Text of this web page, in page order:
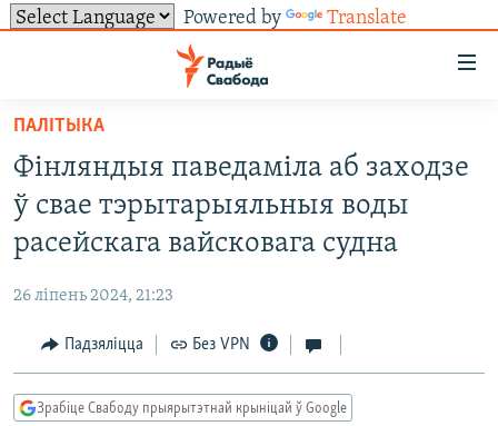
Powered by Translate
ўнівэрсальнага
доступу
Перайсьці
да
галоўнага
зьместу
Перайсьці
да
навігацыі
Перайсьці
да
ВІДЭА І ФОТА
ЭКАНОМІКА
ТОЛЬКІ НА СВАБОДЗЕ
ТЭСТЫ
ГІСТОРЫЯ НА СВАБОДЗЕ
ПАДКАСТЫ
СУВЯЗЬ
ПАДЗЯЛІЦЦА ІНФАРМАЦЫЯЙ
ПАДКАСТЫ
ПАЛІТЫКА
Фінляндыя паведаміла аб заходзе
ў свае тэрытарыяльныя воды
расейскага вайсковага судна
26 ліпень 2024, 21:23
Падзяліцца Без VPN
Зрабіце Свабоду прыярытэтнай крыніцай ў Google